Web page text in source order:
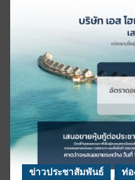
ข่าวประชาสัมพันธ์ ท่อ